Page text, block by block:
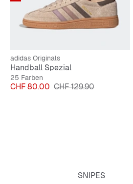
adidas Originals
Handball Spezial
25 Farben
Preis
CHF 80.00 Originalpreis
CHF 129.90
SNIPES